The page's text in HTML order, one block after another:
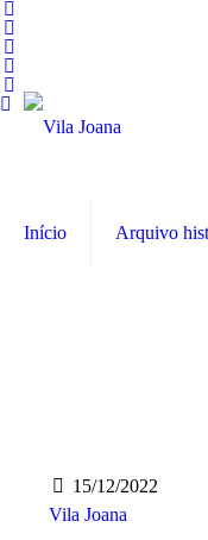
Início Arquivo
15/12/2022
Vila Joana